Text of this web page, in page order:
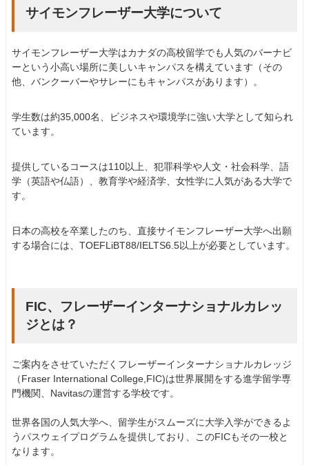
サイモンフレーザー大学について
サイモンフレーザー大学はカナダの高校留学でも人気のバーナビ
ーという小高い場所に美しいキャンパスを構えています（その
他、バンクーバーやサレーにもキャンパスがあります）。
学生数は約35,000名、ビジネスや環境学に強い大学として知られ
ています。
提供しているコースは110以上、犯罪科学や人文・社会科学、語
学（英語や仏語）、教育学や経済学、女性学に人気がある大学で
す。
日本の高校を卒業したのち、直接サイモンフレーザー大学へ出願
する場合には、TOEFLiBT88/IELTS6.5以上が必要としています。
FIC、フレーザーインターナショナルカレッ
ジとは？
ご案内をさせていただくフレーザーインターナショナルカレッジ
（Fraser International College,FIC)は世界展開をする進学留学専
門機関、Navitasの運営する学校です。
世界各国の人気大学へ、留学生がスムーズに大学入学ができるよ
うパスウェイプログラムを提供しており、このFICもその一校と
なります。